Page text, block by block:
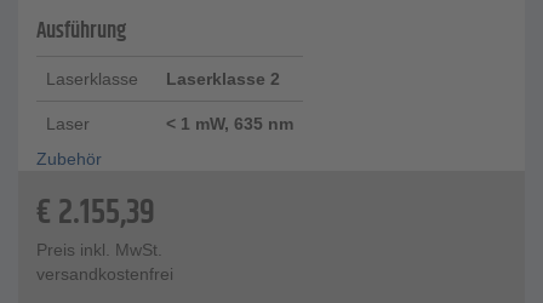
Ausführung
Laserklasse Laserklasse 2
Laser
< 1 mW, 635 nm
Zubehör
€2.155,39
Preis inkl. MwSt.
versandkostenfrei